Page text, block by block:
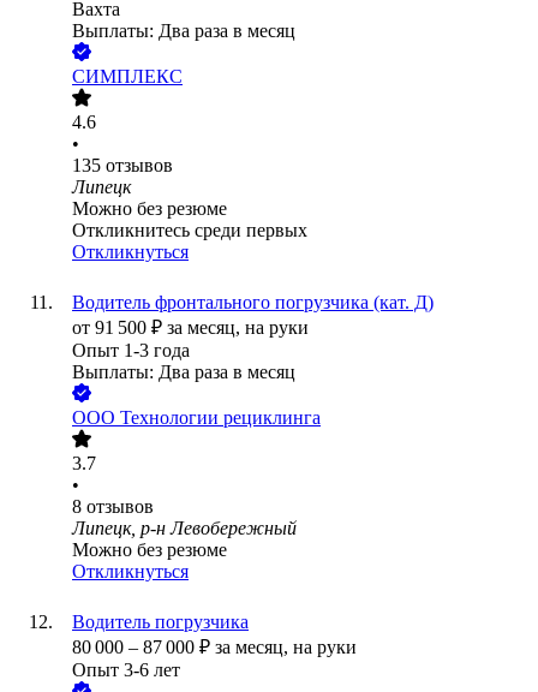
Вахта
Выплаты: Два раза в месяц
СИМПЛЕКС
4.6
•
135 отзывов
Липецк
Можно без резюме
Откликнитесь среди первых
Откликнуться
Водитель фронтального погрузчика (кат. Д)
от 91 500 ₽ за месяц, на руки
Опыт 1-3 года
Выплаты: Два раза в месяц
ООО Технологии рециклинга
3.7
•
8 отзывов
Липецк, р-н Левобережный
Можно без резюме
Откликнуться
Водитель погрузчика
80 000 – 87 000 ₽ за месяц, на руки
Опыт 3-6 лет